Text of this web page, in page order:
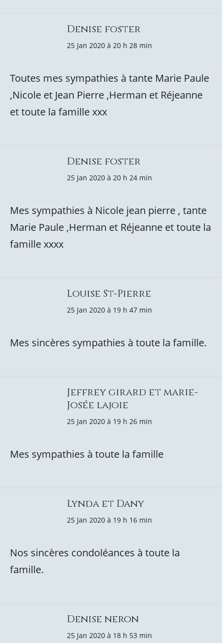
Denise foster
25 Jan 2020 à 20 h 28 min
Toutes mes sympathies à tante Marie Paule
,Nicole et Jean Pierre ,Herman et Réjeanne
et toute la famille xxx
Denise foster
25 Jan 2020 à 20 h 24 min
Mes sympathies à Nicole jean pierre , tante
Marie Paule ,Herman et Réjeanne et toute la
famille xxxx
Louise St-Pierre
25 Jan 2020 à 19 h 47 min
Mes sincères sympathies à toute la famille.
Jeffrey girard et marie-
Josée lajoie
25 Jan 2020 à 19 h 26 min
Mes sympathies à toute la famille
Lynda et Dany
25 Jan 2020 à 19 h 16 min
Nos sincères condoléances à toute la
famille.
Denise neron
25 Jan 2020 à 18 h 53 min